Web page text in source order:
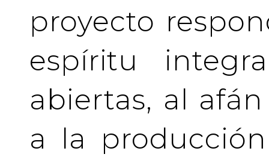
proyecto
espíritu
abiertas, al
a la